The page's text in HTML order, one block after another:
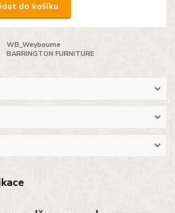
do košíku
WB_Weybourne
BARRINGTON FURNITURE